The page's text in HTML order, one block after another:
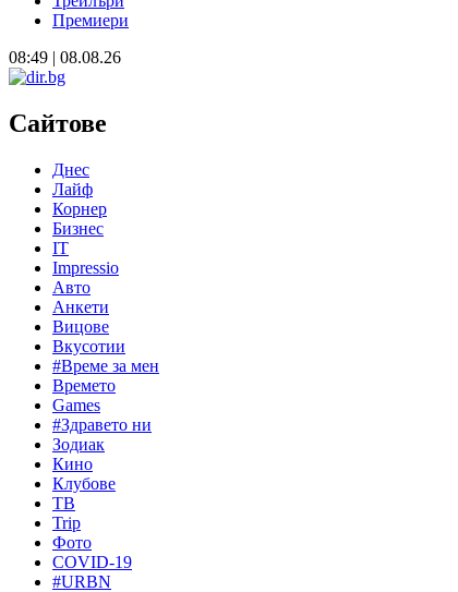
Премиери
08:49 | 08.08.26
Сайтове
Днес
Лайф
Корнер
Бизнес
IT
Impressio
Авто
Анкети
Вицове
Вкусотии
#Време за мен
Времето
Games
#Здравето ни
Зодиак
Кино
Клубове
ТВ
Trip
Фото
COVID-19
#URBN